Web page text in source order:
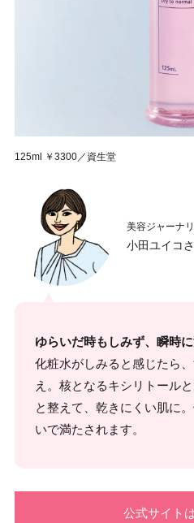
125ml ￥3300／資生堂
美容ジャーナ
小田ユイコ
ゆらいだ時もしみず、瞬時
化粧水がしみると感じたら
え。核となるキシリトール
と整えて、乾きにくい肌に
いで満たされます。
公式サイト